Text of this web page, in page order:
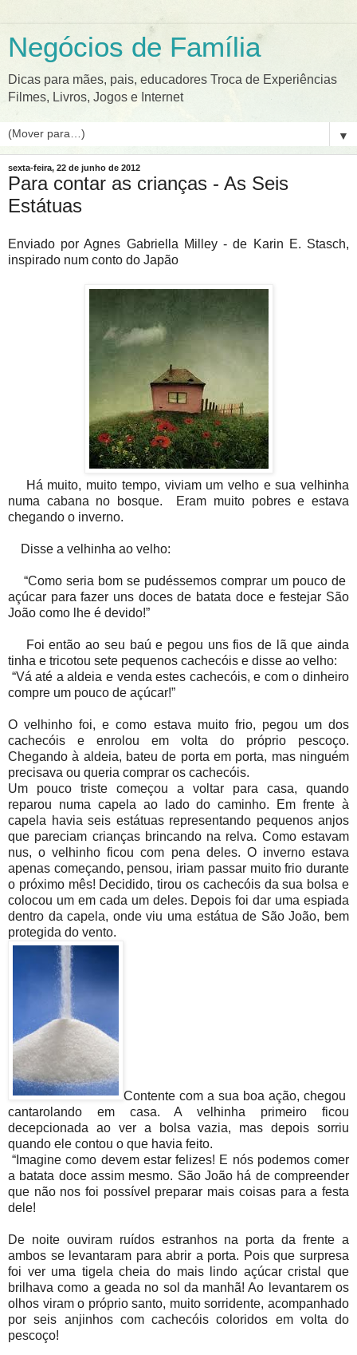
Negócios de Família
Dicas para mães, pais, educadores Troca de Experiências
Filmes, Livros, Jogos e Internet
▼
sexta-feira, 22 de junho de 2012
Para contar as crianças - As Seis
Estátuas
Enviado por Agnes Gabriella Milley - de Karin E. Stasch,
inspirado num conto do Japão
Há muito, muito tempo, viviam um velho e sua velhinha
numa cabana no bosque. Eram muito pobres e estava
chegando o inverno.
Disse a velhinha ao velho:
“Como seria bom se pudéssemos comprar um pouco de
açúcar para fazer uns doces de batata doce e festejar São
João como lhe é devido!”
Foi então ao seu baú e pegou uns fios de lã que ainda
tinha e tricotou sete pequenos cachecóis e disse ao velho:
“Vá até a aldeia e venda estes cachecóis, e com o dinheiro
compre um pouco de açúcar!”
O velhinho foi, e como estava muito frio, pegou um dos
cachecóis e enrolou em volta do próprio pescoço.
Chegando à aldeia, bateu de porta em porta, mas ninguém
precisava ou queria comprar os cachecóis.
Um pouco triste começou a voltar para casa, quando
reparou numa capela ao lado do caminho. Em frente à
capela havia seis estátuas representando pequenos anjos
que pareciam crianças brincando na relva. Como estavam
nus, o velhinho ficou com pena deles. O inverno estava
apenas começando, pensou, iriam passar muito frio durante
o próximo mês! Decidido, tirou os cachecóis da sua bolsa e
colocou um em cada um deles. Depois foi dar uma espiada
dentro da capela, onde viu uma estátua de São João, bem
protegida do vento.
Contente com a sua boa ação, chegou
cantarolando em casa. A velhinha primeiro ficou
decepcionada ao ver a bolsa vazia, mas depois sorriu
quando ele contou o que havia feito.
“Imagine como devem estar felizes! E nós podemos comer
a batata doce assim mesmo. São João há de compreender
que não nos foi possível preparar mais coisas para a festa
dele!
De noite ouviram ruídos estranhos na porta da frente a
ambos se levantaram para abrir a porta. Pois que surpresa
foi ver uma tigela cheia do mais lindo açúcar cristal que
brilhava como a geada no sol da manhã! Ao levantarem os
olhos viram o próprio santo, muito sorridente, acompanhado
por seis anjinhos com cachecóis coloridos em volta do
pescoço!